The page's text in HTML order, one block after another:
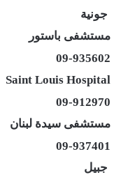
جونية
مستشفى باستور
09-935602
Saint Louis Hospital
09-912970
مستشفى سيدة لبنان
09-937401
جبيل